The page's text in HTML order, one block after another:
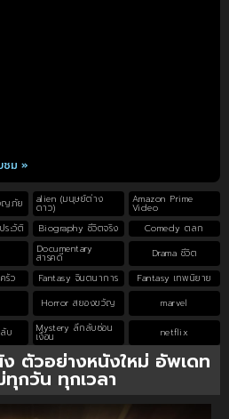
ชม »
ญภัย alien (มนุษย์ต่าง
ดาว)
Amazon Prime
Video
ระวัติ Biography ชีวิตจริง
Comedy ตลก
Documentary
สารคดี
Drama ชีวิต
รัว Fantasy จินตนาการ
Fantasy เทพนิยาย
Horror สยองขวัญ marvel
บ Mystery ลึกลับซ่อน
เงื่อน netflix
ตัวอย่างหนังใหม่ อัพเดท
ทุกวัน ทุกเวลา